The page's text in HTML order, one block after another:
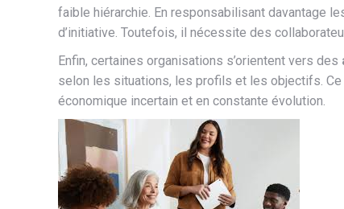
faible hiérarchie. En responsabilisant davantage
d’initiative. Toutefois, il nécessite des
Enfin, certaines organisations s’orientent vers des
selon les situations, les profils et les objectifs. Ce
économique incertain et en constante évolution.